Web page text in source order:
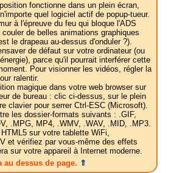
fonctionne dans un plein écran,
quel logiciel actif de popup-tueur.
à l'épreuve du feu qui bloque l'ADS
de belles animations graphiques
le drapeau au-dessus d'onduler ?).
de défaut sur votre ordinateur (ou
parce qu'il pourrait interférer cette
Pour visionner les vidéos, régler la
ralentir.
magique dans votre web browser sur
de bureau : clic ci-dessus, sur le plein
clavier pour serrer Ctrl-ESC (Microsoft).
les dossier-formats suivants : .GIF,
.MPG, MP4, .WMV, .WAV, .MID, .MP3.
sur votre tablette WiFi,
et vérifiez par vous-même des effets
sur votre appareil à Internet moderne.
au dessus de page. ⇑